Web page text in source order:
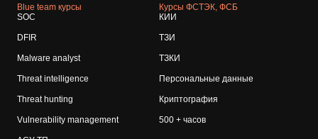
Blue team курсы
SOC
DFIR
Malware analyst
Threat intelligence
Threat hunting
Vulnerability management
Курсы ФСТЭК, ФСБ
КИИ
ТЗИ
ТЗКИ
Персональные данные
Криптография
500 + часов